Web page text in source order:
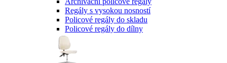
Regály s vysokou nosností
Policové regály do skladu
Policové regály do dílny